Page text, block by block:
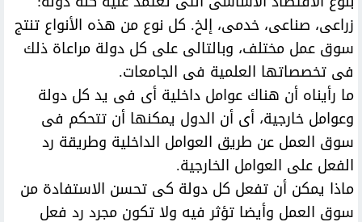
زراعى، صناعى، خدمى، إلخ. كل نوع من هذه الأنواع تنتج
سوق عمل مختلف، وبالتالى على كل دولة مراعاة ذلك
فى تخصصاتها العلمية فى الجامعات.
ما رأيناه أن هناك عوامل داخلية أى فى يد كل دولة
وعوامل خارجية، أى أن الدول يمكنها أن تتحكم فى
سوق العمل عن طريق العوامل الداخلية وطريقة رد
الفعل على العوامل الخارجية.
ماذا يمكن أن تفعل كل دولة كى تحسن الاستفادة من
سوق العمل وأيضا تؤثر فيه ولا تكون مجرد رد فعل